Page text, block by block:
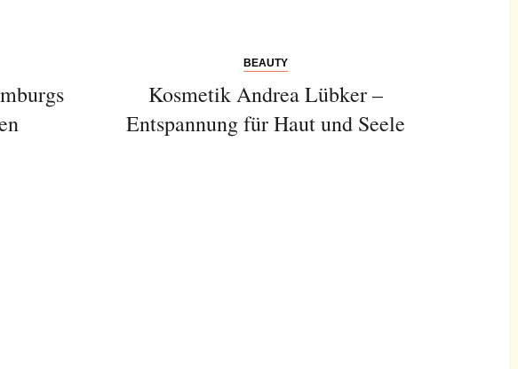
BEAUTY
Kosmetik Andrea Lübker –
Entspannung für Haut und Seele